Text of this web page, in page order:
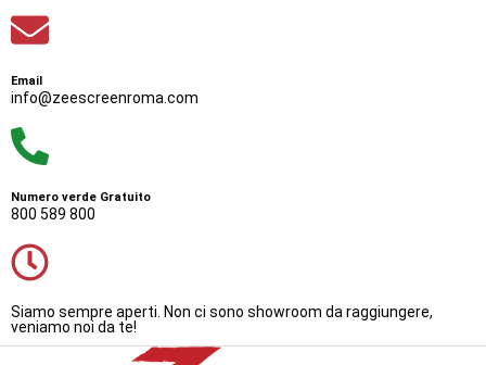
Email
info@zeescreenroma.com
Numero verde Gratuito
800 589 800
Siamo sempre aperti. Non ci sono showroom da raggiungere,
veniamo noi da te!